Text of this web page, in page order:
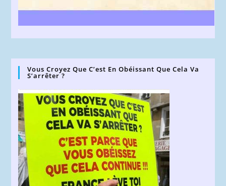
Vous Croyez Que C’est En Obéissant Que Cela Va
S’arrêter ?